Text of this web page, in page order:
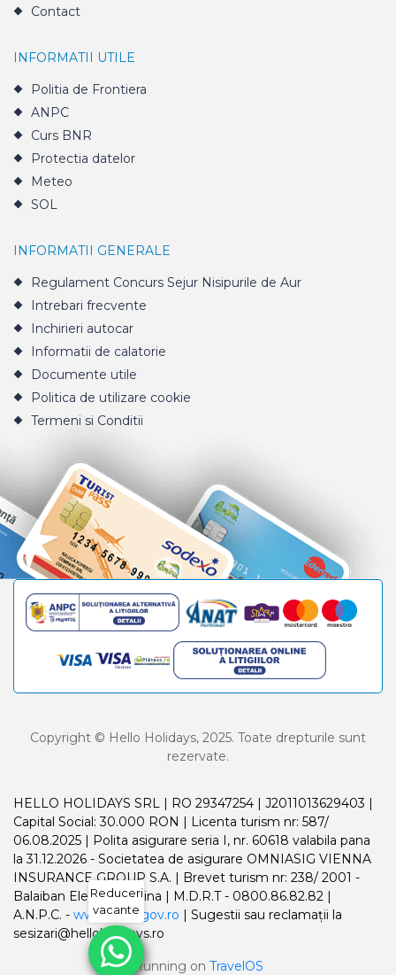
Contact
INFORMATII UTILE
Politia de Frontiera
ANPC
Curs BNR
Protectia datelor
Meteo
SOL
INFORMATII GENERALE
Regulament Concurs Sejur Nisipurile de Aur
Intrebari frecvente
Inchirieri autocar
Informatii de calatorie
Documente utile
Politica de utilizare cookie
Termeni si Conditii
Copyright © Hello Holidays, 2025. Toate drepturile sunt
rezervate.
HELLO HOLIDAYS SRL | RO 29347254 | J2011013629403 |
Capital Social: 30.000 RON | Licenta turism nr: 587/
06.08.2025 | Polita asigurare seria I, nr. 60618 valabila pana
la 31.12.2026 - Societatea de asigurare OMNIASIG VIENNA
INSURANCE GROUP S.A. | Brevet turism nr: 238/ 2001 -
Balaiban Elena Madalina | M.D.R.T - 0800.86.82.82 |
A.N.P.C. - www.anpc.gov.ro | Sugestii sau reclamații la
sesizari@helloholidays.ro
Running on TravelOS
Reduceri
vacante